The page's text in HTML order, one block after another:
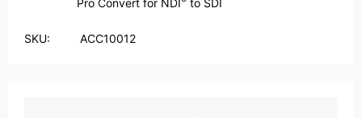
Pro Convert for NDI
to SDI
SKU: ACC10012